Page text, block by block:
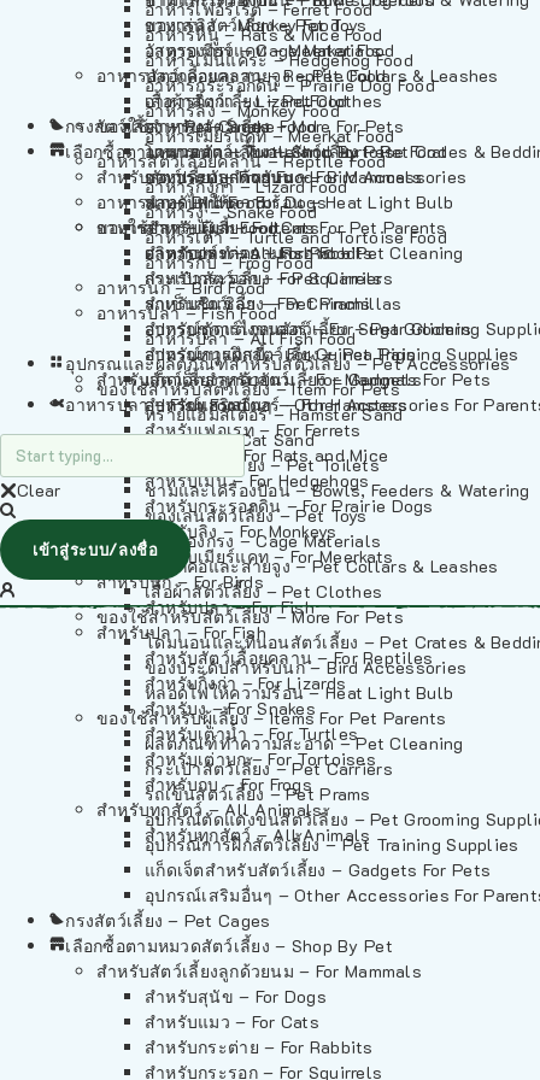
อาหารเฟอร์เร็ต – Ferret Food
อาหารหนู – Rats & Mice Food
อาหารเม่นแคระ – Hedgehog Food
อาหารกระรอกดิน – Prairie Dog Food
อาหารลิง – Monkey Food
อาหารเมียร์แคท – Meerkat Food
อาหารสัตว์เลี้อยคลาน – Reptile Food
อาหารกิ้งก่า – Lizard Food
อาหารงู – Snake Food
อาหารเต่า – Turtle and Tortoise Food
อาหารกบ – Frog Food
อาหารนก – Bird Food
อาหารปลา – Fish Food
อาหารปลา – All Fish Food
อุปกรณและผลิตภัณฑ์สำหรับสัตว์เลี้ยง – Pet Accessories
ของใช้สำหรับสัตว์เลี้ยง – Item For Pets
ทรายแฮมสเตอร์ – Hamster Sand
ทรายแมว – Cat Sand
ห้องน้ำสัตว์เลี้ยง – Pet Toilets
ชามและเครื่องป้อน – Bowls, Feeders & Watering
ของเล่นสัตว์เลี้ยง – Pet Toys
วัสดุรองกรง – Cage Materials
ปลอกคอและสายจูง – Pet Collars & Leashes
เสื้อผ้าสัตว์เลี้ยง – Pet Clothes
ของใช้สำหรับสัตว์เลี้ยง – More For Pets
โดมนอนและที่นอนสัตว์เลี้ยง – Pet Crates &
ของประดับสำหรับนก – Bird Accessories
หลอดไฟให้ความร้อน – Heat Light Bulb
ของใช้สำหรับผู้เลี้ยง – Items For Pet Parents
ผลิตภัณฑ์ทำความสะอาด – Pet Cleaning
กระเป๋าสัตว์เลี้ยง – Pet Carriers
รถเข็นสัตว์เลี้ยง – Pet Prams
อุปกรณ์ตัดแต่งขนสัตว์เลี้ยง – Pet Grooming
อุปกรณ์การฝึกสัตว์เลี้ยง – Pet Training Supplies
แก็ดเจ็ตสำหรับสัตว์เลี้ยง – Gadgets For Pets
อุปกรณ์เสริมอื่นๆ – Other Accessories For
กรงสัตว์เลี้ยง – Pet Cages
เลือกซื้อตามหมวดสัตว์เลี้ยง – Shop By Pet
สำหรับสัตว์เลี้ยงลูกด้วยนม – For Mammals
สำหรับสุนัข – For Dogs
สำหรับแมว – For Cats
สำหรับกระต่าย – For Rabbits
สำหรับกระรอก – For Squirrels
อาหารลิง – Monkey Food
อาหารเมียร์แคท – Meerkat Food
อาหารสัตว์เลี้อยคลาน – Reptile Food
อาหารกิ้งก่า – Lizard Food
อาหารงู – Snake Food
อาหารเต่า – Turtle and Tortoise Food
อาหารกบ – Frog Food
อาหารนก – Bird Food
อาหารปลา – Fish Food
อาหารปลา – All Fish Food
ของเล่นสัตว์เลี้ยง – Pet Toys
วัสดุรองกรง – Cage Materials
ปลอกคอและสายจูง – Pet Collars & Leashes
เสื้อผ้าสัตว์เลี้ยง – Pet Clothes
ของใช้สำหรับสัตว์เลี้ยง – More For Pets
โดมนอนและที่นอนสัตว์เลี้ยง – Pet Crates &
ของประดับสำหรับนก – Bird Accessories
หลอดไฟให้ความร้อน – Heat Light Bulb
ของใช้สำหรับผู้เลี้ยง – Items For Pet Parents
ผลิตภัณฑ์ทำความสะอาด – Pet Cleaning
กระเป๋าสัตว์เลี้ยง – Pet Carriers
รถเข็นสัตว์เลี้ยง – Pet Prams
อุปกรณ์ตัดแต่งขนสัตว์เลี้ยง – Pet Grooming
อุปกรณ์การฝึกสัตว์เลี้ยง – Pet Training Supplies
แก็ดเจ็ตสำหรับสัตว์เลี้ยง – Gadgets For Pets
อุปกรณ์เสริมอื่นๆ – Other Accessories For
กรงสัตว์เลี้ยง – Pet Cages
เลือกซื้อตามหมวดสัตว์เลี้ยง – Shop By Pet
สำหรับสัตว์เลี้ยงลูกด้วยนม – For Mammals
สำหรับสุนัข – For Dogs
สำหรับแมว – For Cats
สำหรับกระต่าย – For Rabbits
สำหรับกระรอก – For Squirrels
สำหรับชินชิล่า – For Chinchillas
สำหรับชูการ์ไกลเดอร์ – For Sugar Gliders
สำหรับหนูแกสบี้ – For Guinea Pigs
สำหรับสัตว์เลี้ยงลูกด้วยนม – For Mammals
สำหรับแฮมสเตอร์ – For Hamsters
สำหรับเฟอเรท – For Ferrets
สำหรับหนู – For Rats and Mice
สำหรับเม่น – For Hedgehogs
สำหรับกระรอกดิน – For Prairie Dogs
สำหรับลิง – For Monkeys
สำหรับเมียร์แคท – For Meerkats
สำหรับนก – For Birds
สำหรับปลา – For Fish
สำหรับปลา – For Fish
สำหรับสัตว์เลื้อยคลาน – For Reptiles
สำหรับกิ้งก่า – For Lizards
สำหรับงู – For Snakes
สำหรับเต่าน้ำ – For Turtles
สำหรับเต่าบก – For Tortoises
สำหรับกบ – For Frogs
สำหรับทุกสัตว์ – All Animals
สำหรับทุกสัตว์ – All Animals
อาหารปลา – Fish Food
Clear
เข้าสู่ระบบ/ลงชื่อ